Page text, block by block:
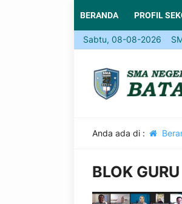
BERANDA PROFIL
Sabtu, 08-08-2026
Come and Join
Anda ada di :
BLOK GURU